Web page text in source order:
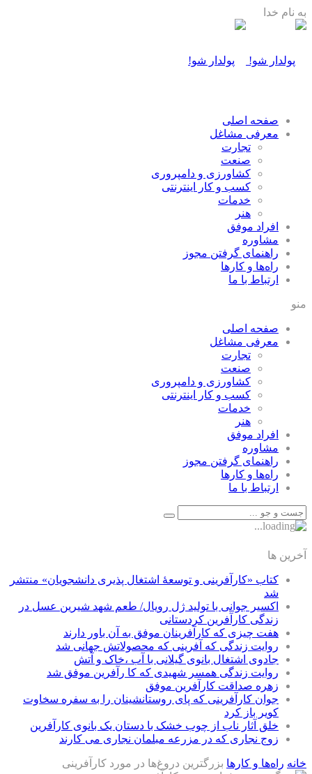
به نام خدا
صفحه اصلی
معرفی مشاغل
تجارت
صنعت
كشاورزی و دامپروری
كسب و كار اينترنتی
خدمات
هنر
افراد موفق
مشاوره
راهنمای گرفتن مجوز
راه‌ها و كارها
ارتباط با ما
منو
صفحه اصلی
معرفی مشاغل
تجارت
صنعت
كشاورزی و دامپروری
كسب و كار اينترنتی
خدمات
هنر
افراد موفق
مشاوره
راهنمای گرفتن مجوز
راه‌ها و كارها
ارتباط با ما
آخرین ها
کتاب «کارآفرینی و توسعۀ اشتغال پذیری دانشجویان» منتشر
شد
اکسیر جوانی با تولید ژل رویال/ طعم شهد شیرین عسل‌ در
زندگی کارآفرین کردستانی
هفت چیزی که کارآفرینان موفق به آن باور دارند
روایت زندگی که آفرینی که محصولاتش جهانی شد
جادوی اشتغال بانوی گیلانی با آب ،خاک و آتش
روایت زندگی همسر شهیدی که کا رآفرین موفق شد
زهره صداقت کارآفرین موفق
جوان کارآفرینی که پای روستانشینان را به سفره سخاوت
کویر باز کرد
خلق آثار ناب از چوب خشک با دستان یک بانوی کارآفرین
زوج نجاری که در مزرعه مبلمان نجاری می کارند
خانه راه‌ها و كارها بزرگترین دروغ‌ها در مورد کارآفرینی